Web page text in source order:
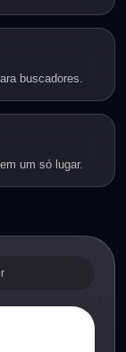
buscadores.
um só lugar.